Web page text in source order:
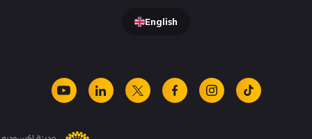
English
tiktok
instagram
facebook
x
linkedin
youtube